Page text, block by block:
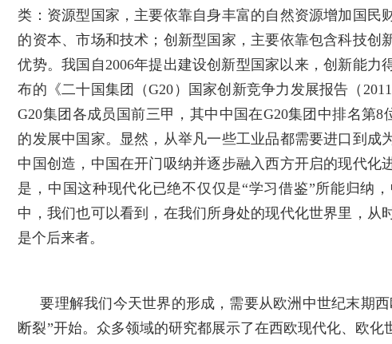
类：资源型国家，主要依靠自身丰富的自然资源增加国民
的资本、市场和技术；创新型国家，主要依靠包含科技创
优势。我国自2006年提出建设创新型国家以来，创新能力
布的《二十国集团（G20）国家创新竞争力发展报告（
G20集团各成员国前三甲，其中中国在G20集团中排名第
的发展中国家。显然，从举凡一些工业品都需要进口到成
中国创造，中国在开门吸纳并逐步融入西方开启的现代化
是，中国这种现代化已绝不仅仅是“学习借鉴”所能归纳
中，我们也可以看到，在我们所身处的现代化世界里，从
是个后来者。
要理解我们今天世界的形成，需要从欧洲中世纪末期
断裂”开始。众多领域的研究都展示了在西欧现代化、欧